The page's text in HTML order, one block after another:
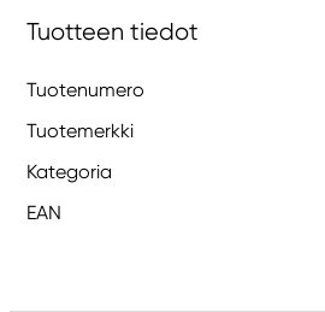
Tuotteen tiedot
Tuotenumero
Tuotemerkki
Kategoria
EAN